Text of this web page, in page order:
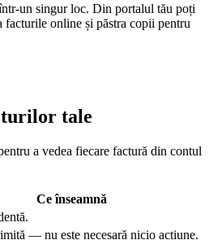
un singur loc. Din portalul tău poți
facturile online și păstra copii pentru
tale
a vedea fiecare factură din contul
Ce înseamnă
— nu este necesară nicio acțiune.